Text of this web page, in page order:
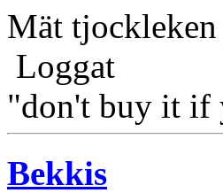
Mät
Loggat
"don't buy it if
Bekkis